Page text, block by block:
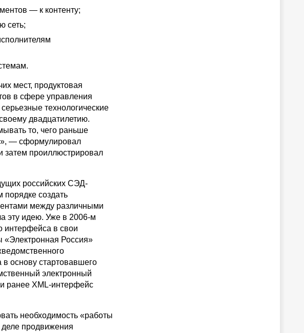
— к контенту;
сеть;
мест, продуктовая
в сфере управления
технологические
двадцатилетию.
то, чего раньше
— сформулировал
затем проиллюстрировал
российских СЭД-
создать
между различными
эту идею. Уже в 2006-м
интерфейса в свои
Россия»
основу стартовавшего
электронный
ранее XML-интерфейс
необходимость «работы
деле продвижения